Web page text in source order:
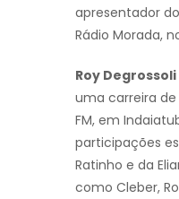
apresentador
Rádio Morada,
Roy Degrossoli
uma carreira de
FM, em
participações
Ratinho e da
como Cleber,